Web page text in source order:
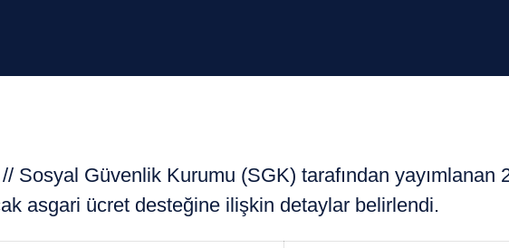
Güvenlik Kurumu (SGK) tarafından yayımlanan
asgari ücret desteğine ilişkin detaylar belirlendi.